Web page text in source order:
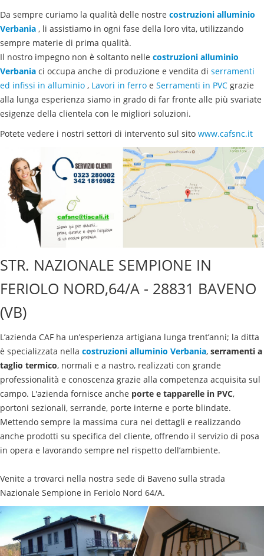
Da sempre curiamo la qualità delle nostre costruzioni alluminio
Verbania , li assistiamo in ogni fase della loro vita, utilizzando
sempre materie di prima qualità.
Il nostro impegno non è soltanto nelle costruzioni alluminio
Verbania ci occupa anche di produzione e vendita di serramenti
ed infissi in alluminio , Lavori in ferro e Serramenti in PVC grazie
alla lunga esperienza siamo in grado di far fronte alle più svariate
esigenze della clientela con le migliori soluzioni.
Potete vedere i nostri settori di intervento sul sito www.cafsnc.it
STR. NAZIONALE SEMPIONE IN
FERIOLO NORD,64/A - 28831 BAVENO
(VB)
L’azienda CAF ha un’esperienza artigiana lunga trent’anni; la ditta
è specializzata nella costruzioni alluminio Verbania, serramenti a
taglio termico, normali e a nastro, realizzati con grande
professionalità e conoscenza grazie alla competenza acquisita sul
campo. L'azienda fornisce anche porte e tapparelle in PVC,
portoni sezionali, serrande, porte interne e porte blindate.
Mettendo sempre la massima cura nei dettagli e realizzando
anche prodotti su specifica del cliente, offrendo il servizio di posa
in opera e lavorando sempre nel rispetto dell’ambiente.
Venite a trovarci nella nostra sede di Baveno sulla strada
Nazionale Sempione in Feriolo Nord 64/A.